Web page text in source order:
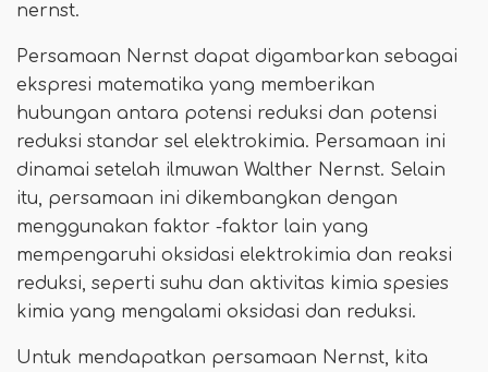
nernst.
Persamaan Nernst dapat digambarkan sebagai
ekspresi matematika yang memberikan
hubungan antara potensi reduksi dan potensi
reduksi standar sel elektrokimia. Persamaan ini
dinamai setelah ilmuwan Walther Nernst. Selain
itu, persamaan ini dikembangkan dengan
menggunakan faktor -faktor lain yang
mempengaruhi oksidasi elektrokimia dan reaksi
reduksi, seperti suhu dan aktivitas kimia spesies
kimia yang mengalami oksidasi dan reduksi.
Untuk mendapatkan persamaan Nernst, kita